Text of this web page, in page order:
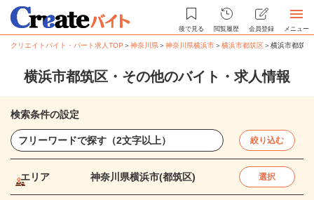
後で見る 閲覧履歴 会員登録 メニュー
クリエイトバイト・パート求人TOP ＞神奈川県＞神奈川県横浜市＞横浜市都筑区＞横浜市都筑
横浜市都筑区・その他のバイト・求人情報
検索条件の設定
絞り込む
エリア 神奈川県横浜市(都筑区) 選択